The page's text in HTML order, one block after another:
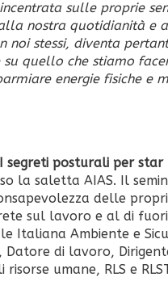
sulle proprie
nostra quotidianità e
noi stessi, diventa
su quello che stiamo
energie fisiche e
segreti posturali per
la saletta AIAS. Il
delle
sul lavoro e al di
Italiana Ambiente e
Datore di lavoro,
risorse umane, RLS e